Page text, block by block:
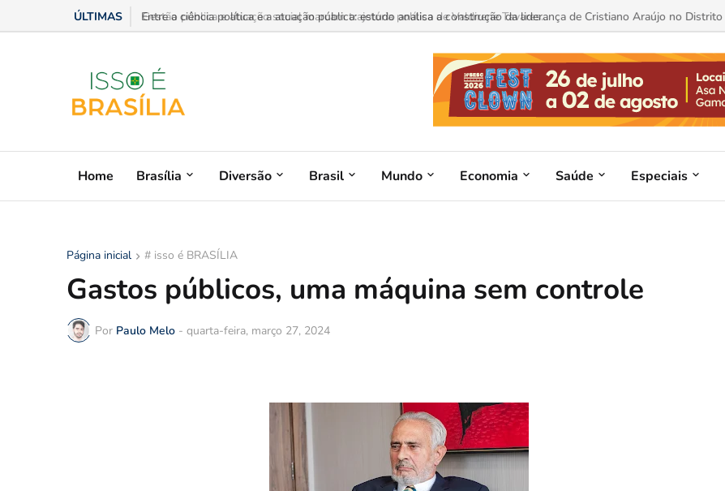
ÚLTIMAS Gestão pública e atuação social marcam trajetória política de Valdirene Tavares...
Home Brasília Diversão Brasil Mundo Economia Saúde Especiais
Página inicial # isso é BRASÍLIA
Gastos públicos, uma máquina sem controle
Por Paulo Melo - quarta-feira, março 27, 2024